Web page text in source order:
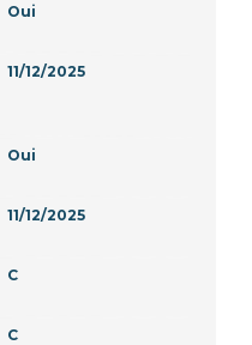
Oui
11/12/2025
Oui
11/12/2025
C
C